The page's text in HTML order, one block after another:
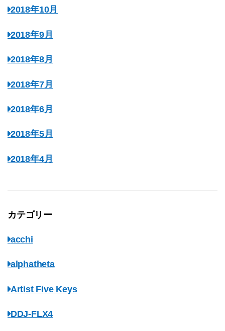
2018年10月
2018年9月
2018年8月
2018年7月
2018年6月
2018年5月
2018年4月
カテゴリー
acchi
alphatheta
Artist Five Keys
DDJ-FLX4